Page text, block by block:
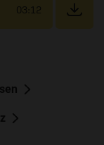
03:12